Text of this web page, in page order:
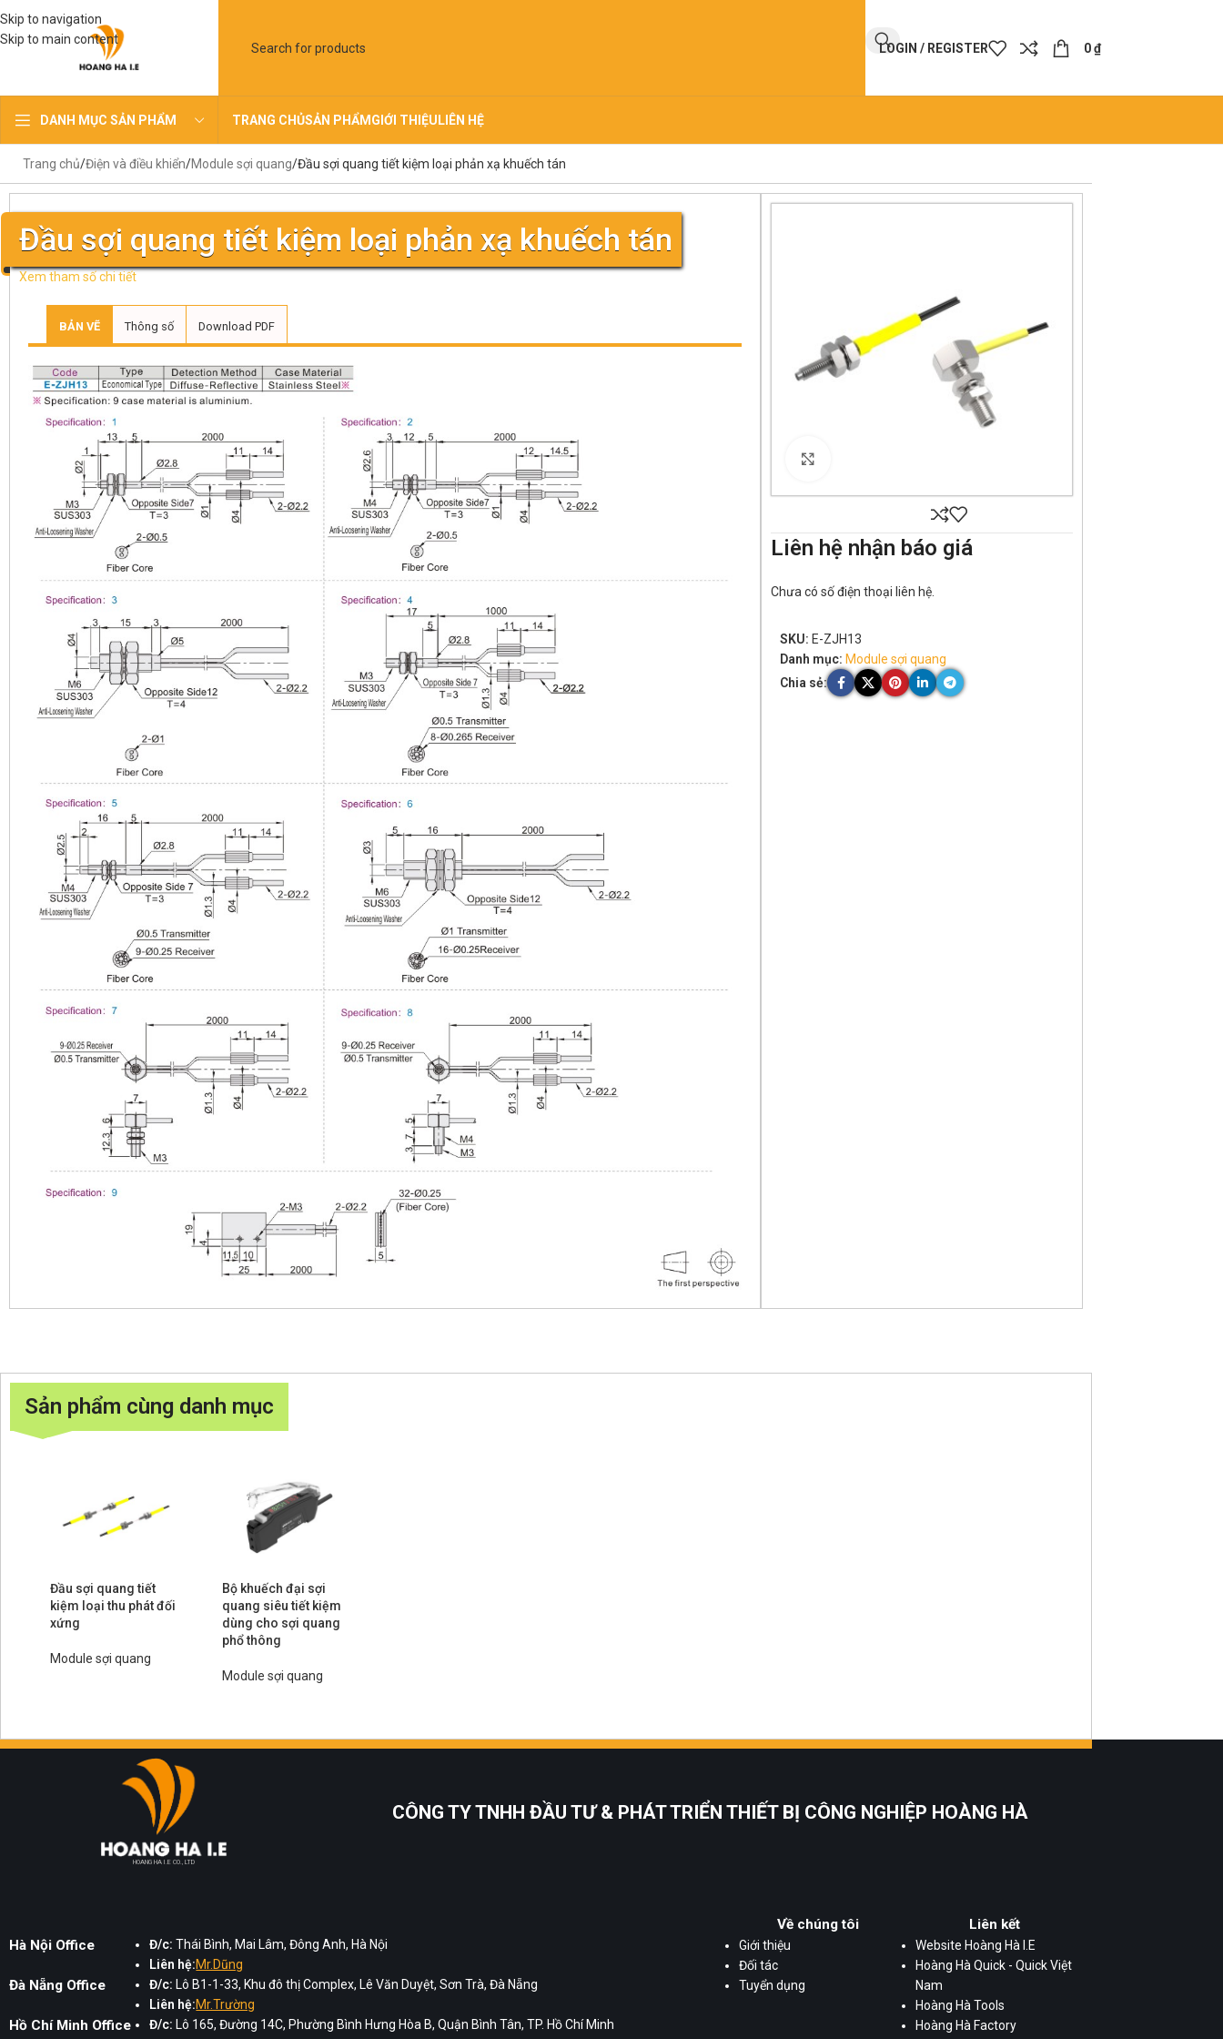
Skip to navigation
Skip to main content
LOGIN / REGISTER 0₫
DANH MỤC SẢN PHẨM TRANG CHỦSẢN PHẨMGIỚI THIỆULIÊN HỆ
Trang chủ Điện và điều khiển Module sợi quang Đầu sợi quang tiết kiệm loại phản xạ khuếch tán
Đầu sợi quang tiết kiệm loại phản xạ khuếch tán
Xem tham số chi tiết
BẢN VẼ Thông số Download PDF
Liên hệ nhận báo giá
Chưa có số điện thoại liên hệ.
SKU: E-ZJH13
Danh mục: Module sợi quang
Chia sẻ:
Sản phẩm cùng danh mục
Đầu sợi quang tiết
kiệm loại thu phát đối
xứng
Module sợi quang
Bộ khuếch đại sợi
quang siêu tiết kiệm
dùng cho sợi quang
phổ thông
Module sợi quang
HOANG HA I.E CO., LTD
CÔNG TY TNHH ĐẦU TƯ & PHÁT TRIỂN THIẾT BỊ CÔNG NGHIỆP HOÀNG HÀ
Hà Nội Office Đ/c: Thái Bình, Mai Lâm, Đông Anh, Hà Nội
Liên hệ:Mr.Dũng
Đà Nẵng Office Đ/c: Lô B1-1-33, Khu đô thị Complex, Lê Văn Duyệt, Sơn Trà, Đà Nẵng
Liên hệ:Mr.Trường
Hồ Chí Minh Office Đ/c: Lô 165, Đường 14C, Phường Bình Hưng Hòa B, Quận Bình Tân, TP. Hồ Chí Minh
Về chúng tôi
Giới thiệu
Đối tác
Tuyển dụng
Liên kết
Website Hoàng Hà I.E
Hoàng Hà Quick - Quick Việt
Nam
Hoàng Hà Tools
Hoàng Hà Factory